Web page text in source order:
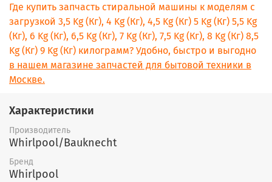
Характеристики
Производитель
Whirlpool/Bauknecht
Бренд
Whirlpool
- модуль управления для стиральной машины
Whirlpool (Вирпул);
- таймер электромеханический для стиральной
машины Whirlpool (Вирпул);
Основные коды деталей вы можете увидить в таблице
ниже, цены уточняйте у наших менеджеров:
Где купить запчасть стиральной машины к моделям с
загрузкой 3,5 Kg (Кг), 4 Kg (Кг), 4,5 Kg (Кг) 5 Kg (Кг) 5,5 Kg
(Кг), 6 Kg (Кг), 6,5 Kg (Кг), 7 Kg (Кг), 7,5 Kg (Кг), 8 Kg (Кг) 8,5
Kg (Кг) 9 Kg (Кг) килограмм? Удобно, быстро и выгодно
в нашем магазине запчастей для бытовой техники в
Москве.